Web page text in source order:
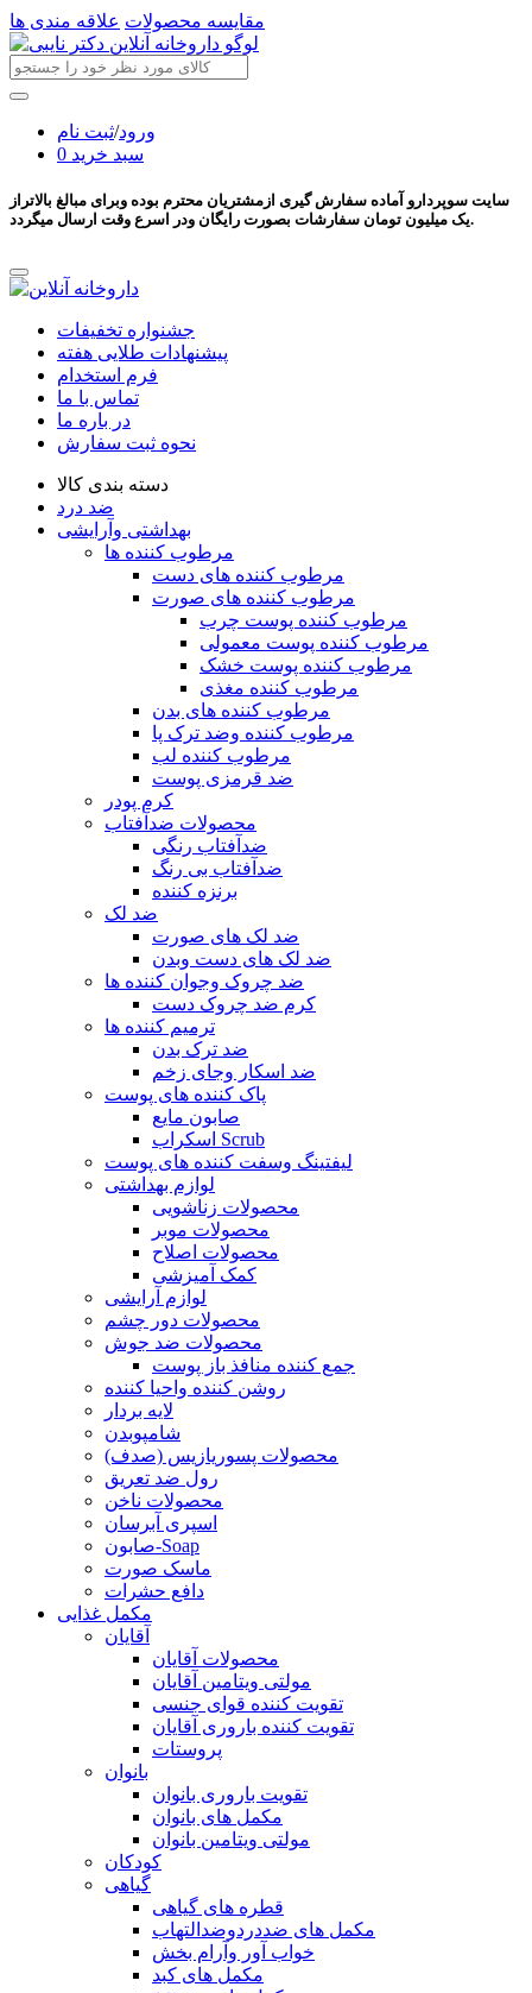
مقایسه محصولات علاقه مندی ها
ورود/ثبت نام
سبد خرید 0
سایت سوپردارو آماده سفارش گیری ازمشتریان محترم بوده وبرای مبالغ بالاتراز
یک میلیون تومان سفارشات بصورت رایگان ودر اسرع وقت ارسال میگردد.
جشنواره تخفیفات
پیشنهادات طلایی هفته
فرم استخدام
تماس با ما
در باره ما
نحوه ثبت سفارش
دسته بندی کالا
ضد درد
بهداشتی وآرایشی
مرطوب کننده ها
مرطوب کننده های دست
مرطوب کننده های صورت
مرطوب کننده پوست چرب
مرطوب کننده پوست معمولی
مرطوب کننده پوست خشک
مرطوب کننده مغذی
مرطوب کننده های بدن
مرطوب کننده وضد ترک پا
مرطوب کننده لب
ضد قرمزی پوست
کرم پودر
محصولات ضدآفتاب
ضدآفتاب رنگی
ضدآفتاب بی رنگ
برنزه کننده
ضد لک
ضد لک های صورت
ضد لک های دست وبدن
ضد چروک وجوان کننده ها
کرم ضد چروک دست
ترمیم کننده ها
ضد ترک بدن
ضد اسکار وجای زخم
پاک کننده های پوست
صابون مایع
اسکراب Scrub
لیفتینگ وسفت کننده های پوست
لوازم بهداشتی
محصولات زناشویی
محصولات موبر
محصولات اصلاح
کمک آمیزشی
لوازم آرایشی
محصولات دور چشم
محصولات ضد جوش
جمع کننده منافذ باز پوست
روشن کننده واحیا کننده
لایه بردار
شامپوبدن
محصولات پسوریازیس (صدف)
رول ضد تعریق
محصولات ناخن
اسپری آبرسان
صابون-Soap
ماسک صورت
دافع حشرات
مکمل غذایی
آقایان
محصولات آقایان
مولتی ویتامین آقایان
تقویت کننده قوای جنسی
تقویت کننده باروری آقایان
پروستات
بانوان
تقویت باروری بانوان
مکمل های بانوان
مولتی ویتامین بانوان
کودکان
گیاهی
قطره های گیاهی
مکمل های ضددردوضدالتهاب
خواب آور وآرام بخش
مکمل های کبد